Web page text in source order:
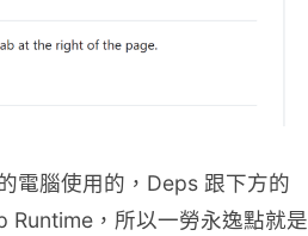
電腦使用的，Deps 跟下方的
Runtime，所以一勞永逸點就是